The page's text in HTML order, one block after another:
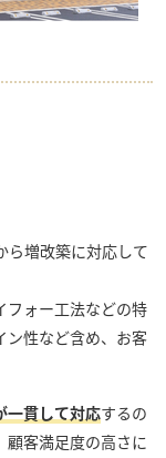
ら増改築に対応して
フォー工法などの特
ン性など含め、お客
一貫して対応するの
顧客満足度の高さに